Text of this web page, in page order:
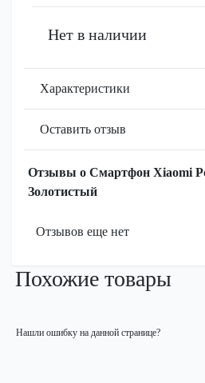
Нет в наличии
Характеристики
Оставить отзыв
Отзывы о Смартфон Xiaomi
Золотистый
Отзывов еще нет
Похожие товары
Нашли ошибку на данной странице?